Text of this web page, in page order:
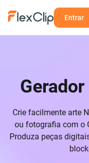
Entrar
Crie facilmente arte
ou fotografia com o
Produza peças